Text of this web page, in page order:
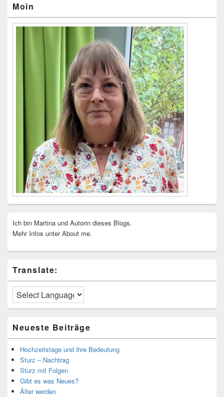
Seitenleisten-
Widgetbereich
Moin
Ich bin Martina und Autorin dieses Blogs.
Mehr Infos unter About me.
Translate:
Neueste Beiträge
Hochzeitstage und ihre Bedeutung
Sturz – Nachtrag
Sturz mit Folgen
Gibt es was Neues?
Älter werden